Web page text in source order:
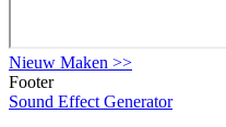
Nieuw Maken >>
Footer
Sound Effect Generator